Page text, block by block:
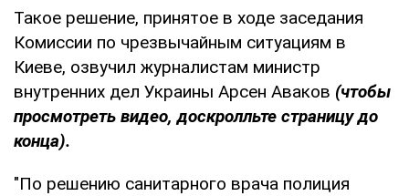
Такое решение, принятое в ходе заседания
Комиссии по чрезвычайным ситуациям в
Киеве, озвучил журналистам министр
внутренних дел Украины Арсен Аваков (чтобы
просмотреть видео, доскролльте страницу до
конца).
"По решению санитарного врача полиция